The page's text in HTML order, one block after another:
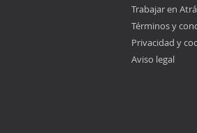
Trabajar en
Términos y
Privacidad y
Aviso legal